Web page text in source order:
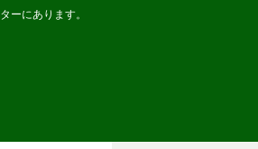
ーにあります。